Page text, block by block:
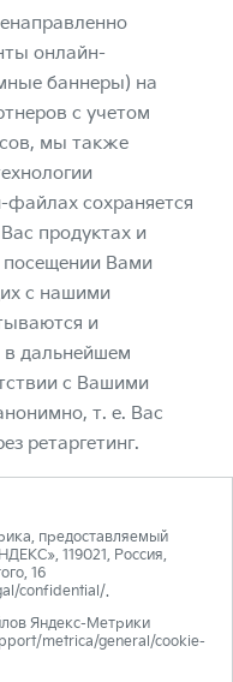
онлайн-
баннеры) на
с учетом
мы также
файлах сохраняется
продуктах и
Вами
с нашими
и
в дальнейшем
с Вашими
т. е. Вас
ретаргетинг.
предоставляемый
119021, Россия,
16
confidential/.
Яндекс-Метрики
metrica/general/cookie-